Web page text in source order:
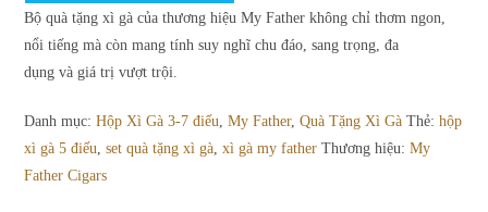
2.300.000₫.
-
Hộp
5
cắt
Bộ quà tặng xì gà của thương hiệu My Father không chỉ thơm ngon,
nổi tiếng mà còn mang tínhsuy nghĩ chu đáo, sang trọng, đa
dụng vàgiá trị vượt trội.
Danh mục:Hộp Xì Gà 3-7 điếu ,My Father,Quà Tặng Xì Gà Thẻ:hộp
xì gà 5 điếu ,set quà tặng xì gà ,xì gà my father Thương hiệu:My
Father Cigars